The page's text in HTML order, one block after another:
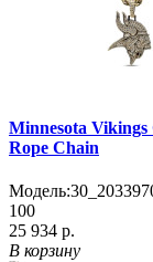
Minnesota
Rope Chain
Модель:
100
25 934 р.
В корзину